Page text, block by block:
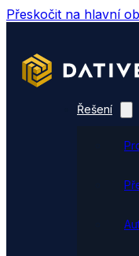
Přeskočit na hlavní
Řešení